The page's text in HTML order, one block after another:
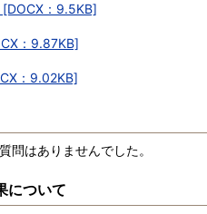
：9.5KB]
：9.87KB]
：9.02KB]
はありませんでした。
について